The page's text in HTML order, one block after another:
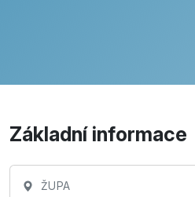
Základní informace
ŽUPA